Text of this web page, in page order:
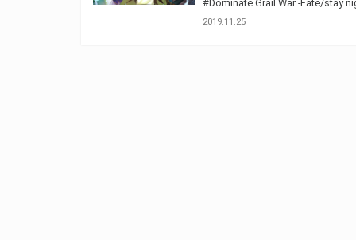
#Dominate Grail War -Fate/stay
2019.11.25